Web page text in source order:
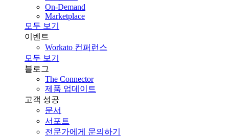
On-Demand
Marketplace
모두 보기
이벤트
Workato 컨퍼런스
모두 보기
블로그
The Connector
제품 업데이트
고객 성공
문서
서포트
전문가에게 문의하기